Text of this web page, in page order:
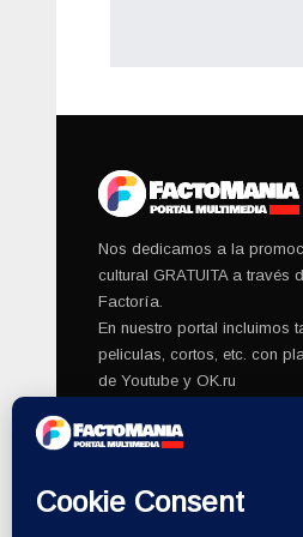
Nos dedicamos a la
cultural GRATUITA a través
Factoría.
En nuestro portal incluimos
peliculas, cortos, etc. con
de Youtube y OK.ru
© 2026 - Factomania. All Rights